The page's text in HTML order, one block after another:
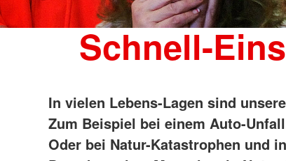
Schnell-
In vielen Lebens-Lagen sind
Zum Beispiel bei einem Auto-
Oder bei Natur-Katastrophen und